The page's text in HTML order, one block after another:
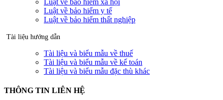
Luật về bảo hiểm xã hội
Luật về bảo hiểm y tế
Luật về bảo hiểm thất nghiệp
Tài liệu hướng dẫn
Tài liệu và biểu mẫu về thuế
Tài liệu và biểu mẫu về kế toán
Tài liệu và biểu mẫu đặc thù khác
THÔNG TIN LIÊN HỆ